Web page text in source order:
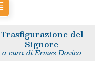
Trasfigurazione del
Signore
a cura di Ermes Dovico